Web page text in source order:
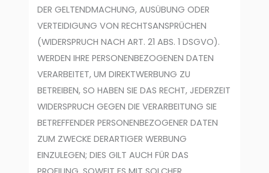
DER GELTENDMACHUNG, AUSÜBUNG ODER
VERTEIDIGUNG VON RECHTSANSPRÜCHEN
(WIDERSPRUCH NACH ART. 21 ABS. 1 DSGVO).
WERDEN IHRE PERSONENBEZOGENEN DATEN
VERARBEITET, UM DIREKTWERBUNG ZU
BETREIBEN, SO HABEN SIE DAS RECHT, JEDERZEIT
WIDERSPRUCH GEGEN DIE VERARBEITUNG SIE
BETREFFENDER PERSONENBEZOGENER DATEN
ZUM ZWECKE DERARTIGER WERBUNG
EINZULEGEN; DIES GILT AUCH FÜR DAS